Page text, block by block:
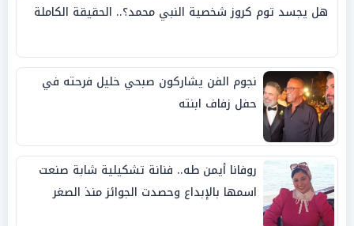
هل يجسد توم كروز شخصية النبي محمد؟.. الحقيقة الكاملة
نجوم الفن يشاركون صبحي خليل فرحته في
حفل زفاف ابنته
روفانا أيمن طه.. فنانة تشكيلية شابة صنعت
اسمها بالإبداع وحصدت الجوائز منذ الصغر